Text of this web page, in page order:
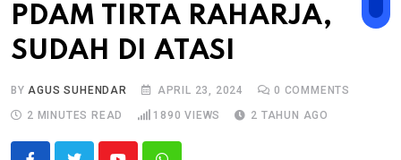
PDAM TIRTA RAHARJA,
SUDAH DI ATASI
BYAGUS SUHENDAR APRIL 23, 2024 0 COMMENTS
2 MINUTES READ
1890 VIEWS 2 TAHUN AGO